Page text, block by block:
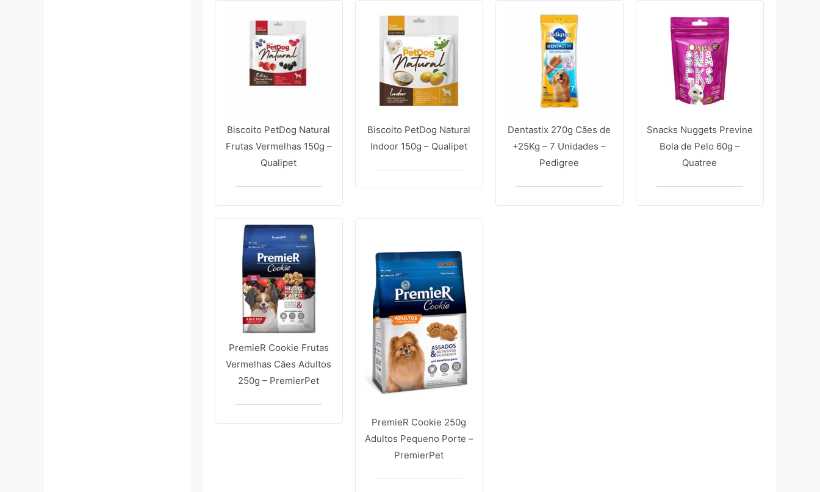
Biscoito PetDog Natural
Frutas Vermelhas 150g –
Qualipet
Biscoito PetDog Natural
Indoor 150g – Qualipet
Dentastix 270g Cães de
+25Kg – 7 Unidades –
Pedigree
Snacks Nuggets Previne
Bola de Pelo 60g –
Quatree
PremieR Cookie Frutas
Vermelhas Cães Adultos
250g – PremierPet
PremieR Cookie 250g
Adultos Pequeno Porte –
PremierPet